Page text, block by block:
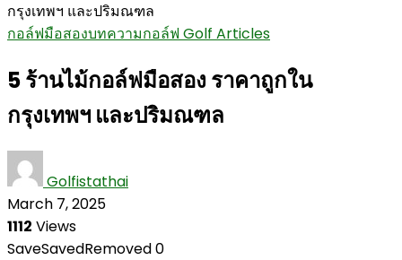
กรุงเทพฯ และปริมณฑล
กอล์ฟมือสองบทความกอล์ฟ Golf Articles
5 ร้านไม้กอล์ฟมือสอง ราคาถูกใน
กรุงเทพฯ และปริมณฑล
Golfistathai
March 7, 2025
1112 Views
SaveSavedRemoved0